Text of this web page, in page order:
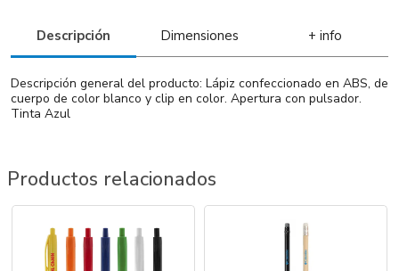
Descripción Dimensiones + info
Descripción general del producto: Lápiz confeccionado en ABS, de
cuerpo de color blanco y clip en color. Apertura con pulsador.
Tinta Azul
Productos relacionados